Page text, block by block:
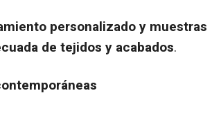
personalizado y muestras
de tejidos y acabados.